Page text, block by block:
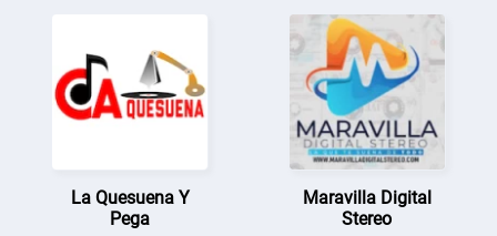
La Quesuena Y
Pega
Maravilla Digital
Stereo